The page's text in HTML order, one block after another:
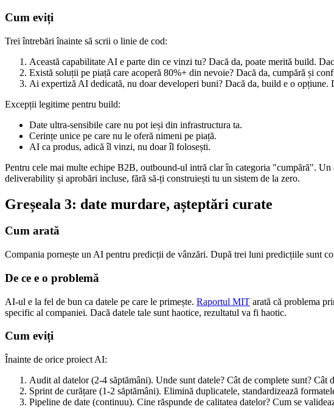
Cum eviți
Trei întrebări înainte să scrii o linie de cod:
Această capabilitate AI e parte din ce vinzi tu? Dacă da, poate merită build.
Există soluții pe piață care acoperă 80%+ din nevoie? Dacă da, cumpără și
Ai expertiză AI dedicată, nu doar developeri buni? Dacă da, build e o opțiune.
Excepții legitime pentru build:
Date ultra-sensibile care nu pot ieși din infrastructura ta.
Cerințe unice pe care nu le oferă nimeni pe piață.
AI ca produs, adică îl vinzi, nu doar îl folosești.
Pentru cele mai multe echipe B2B, outbound-ul intră clar în categoria "cumpără".
deliverability și aprobări incluse, fără să-ți construiești tu un sistem de la zero.
Greșeala 3: date murdare, așteptări curate
Cum arată
Compania pornește un AI pentru predicții de vânzări. După trei luni predicțiile sunt
De ce e o problemă
AI-ul e la fel de bun ca datele pe care le primește. Raportul MIT arată că problema
specific al companiei. Dacă datele tale sunt haotice, rezultatul va fi haotic.
Cum eviți
Înainte de orice proiect AI:
Audit al datelor (2-4 săptămâni). Unde sunt datele? Cât de complete sunt? Cât
Sprint de curățare (1-2 săptămâni). Elimină duplicatele, standardizează
Pipeline de date (continuu). Cine răspunde de calitatea datelor? Cum se